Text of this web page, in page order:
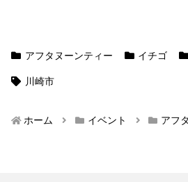
アフタヌーンティー イチゴ
川崎市
ホーム イベント アフ